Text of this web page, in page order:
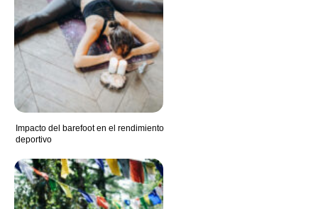
Impacto del barefoot en el rendimiento
deportivo